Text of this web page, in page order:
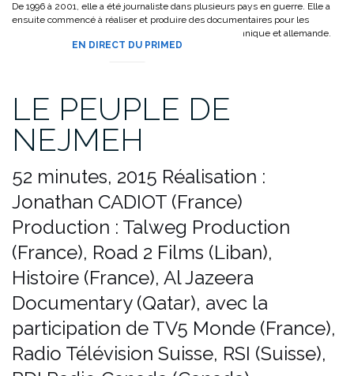
De 1996 à 2001, elle a été journaliste dans plusieurs pays en guerre. Elle a
ensuite commencé à réaliser et produire des documentaires pour les
chaînes des télévisions publiques néerlandaise, britannique et allemande.
EN DIRECT DU PRIMED
LE PEUPLE DE
NEJMEH
52 minutes, 2015 Réalisation :
Jonathan CADIOT (France)
Production : Talweg Production
(France), Road 2 Films (Liban),
Histoire (France), Al Jazeera
Documentary (Qatar), avec la
participation de TV5 Monde (France),
Radio Télévision Suisse, RSI (Suisse),